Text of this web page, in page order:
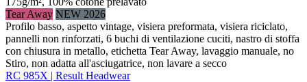
Tear Away NEW 2026
Profilo basso, aspetto vintage, visiera preformata, visiera riciclato,
pannelli non rinforzati, 6 buchi di ventilazione cuciti, nastro di stoffa
con chiusura in metallo, etichetta Tear Away, lavaggio manuale, no
Stiro, non adatta all'asciugatrice, non lavare a secco
RC 985X | Result Headwear